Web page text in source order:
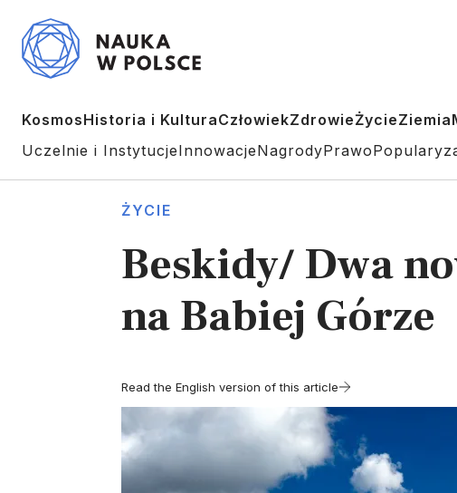
KosmosHistoria i KulturaCzłowiekZdrowieŻycieZiemia
Uczelnie i InstytucjeInnowacjeNagrodyPrawo
ŻYCIE
Beskidy/ Dwa
na Babiej Górze
Read the English version of this article